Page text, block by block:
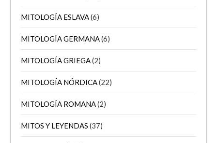
MITOLOGÍA ESLAVA(6)
MITOLOGÍA GERMANA(6)
MITOLOGÍA GRIEGA(2)
MITOLOGÍA NÓRDICA(22)
MITOLOGÍA ROMANA(2)
MITOS Y LEYENDAS (37)